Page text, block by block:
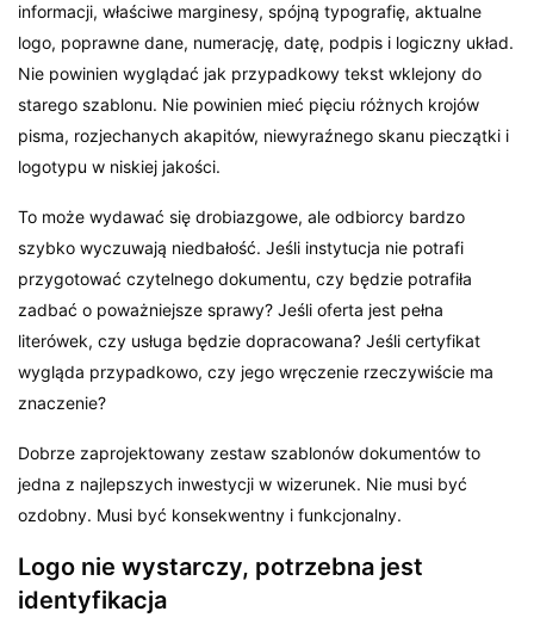
informacji, właściwe marginesy, spójną typografię, aktualne
logo, poprawne dane, numerację, datę, podpis i logiczny układ.
Nie powinien wyglądać jak przypadkowy tekst wklejony do
starego szablonu. Nie powinien mieć pięciu różnych krojów
pisma, rozjechanych akapitów, niewyraźnego skanu pieczątki i
logotypu w niskiej jakości.
To może wydawać się drobiazgowe, ale odbiorcy bardzo
szybko wyczuwają niedbałość. Jeśli instytucja nie potrafi
przygotować czytelnego dokumentu, czy będzie potrafiła
zadbać o poważniejsze sprawy? Jeśli oferta jest pełna
literówek, czy usługa będzie dopracowana? Jeśli certyfikat
wygląda przypadkowo, czy jego wręczenie rzeczywiście ma
znaczenie?
Dobrze zaprojektowany zestaw szablonów dokumentów to
jedna z najlepszych inwestycji w wizerunek. Nie musi być
ozdobny. Musi być konsekwentny i funkcjonalny.
Logo nie wystarczy, potrzebna jest
identyfikacja